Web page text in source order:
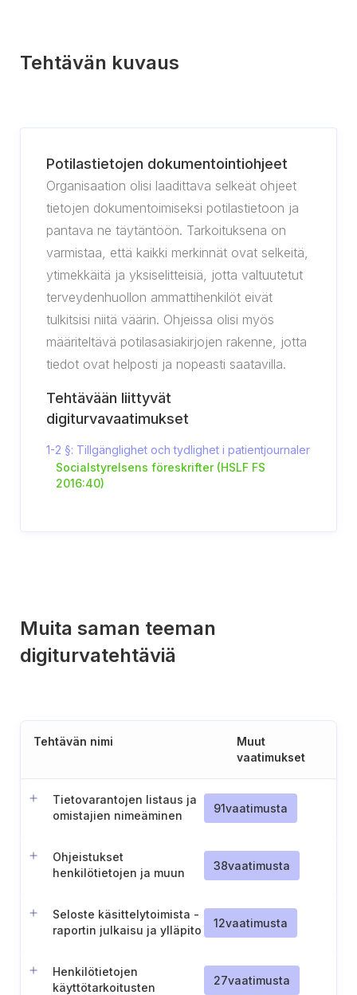
Tehtävän kuvaus
Potilastietojen dokumentointiohjeet
Organisaation olisi laadittava selkeät ohjeet
tietojen dokumentoimiseksi potilastietoon ja
pantava ne täytäntöön. Tarkoituksena on
varmistaa, että kaikki merkinnät ovat selkeitä,
ytimekkäitä ja yksiselitteisiä, jotta valtuutetut
terveydenhuollon ammattihenkilöt eivät
tulkitsisi niitä väärin. Ohjeissa olisi myös
määriteltävä potilasasiakirjojen rakenne, jotta
tiedot ovat helposti ja nopeasti saatavilla.
Tehtävään liittyvät
digiturvavaatimukset
1-2 §: Tillgänglighet och tydlighet i patientjournaler
Socialstyrelsens föreskrifter (HSLF FS
2016:40)
Muita saman teeman
digiturvatehtäviä
Tehtävän nimi
Muut
vaatimukset
Tietovarantojen listaus ja
omistajien nimeäminen
91vaatimusta
Ohjeistukset
henkilötietojen ja muun
38vaatimusta
Seloste käsittelytoimista -
raportin julkaisu ja ylläpito
12vaatimusta
Henkilötietojen
käyttötarkoitusten
27vaatimusta